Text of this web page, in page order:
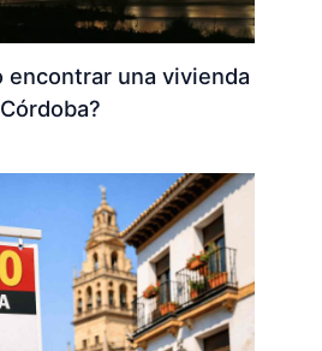
encontrar una vivienda